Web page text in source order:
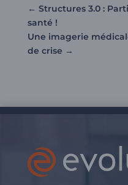
← Structures 3.0 :
santé !
Une imagerie
de crise →